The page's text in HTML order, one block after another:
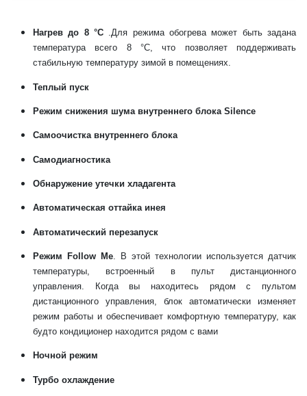
Нагрев до 8 °С .Для режима обогрева может быть задана
температура всего 8 °С, что позволяет поддерживать
стабильную температуру зимой в помещениях.
Теплый пуск
Режим снижения шума внутреннего блока Silence
Самоочистка внутреннего блока
Самодиагностика
Обнаружение утечки хладагента
Автоматическая оттайка инея
Автоматический перезапуск
Режим Follow Me. В этой технологии используется датчик
температуры, встроенный в пульт дистанционного
управления. Когда вы находитесь рядом с пультом
дистанционного управления, блок автоматически изменяет
режим работы и обеспечивает комфортную температуру, как
будто кондиционер находится рядом с вами
Ночной режим
Турбо охлаждение